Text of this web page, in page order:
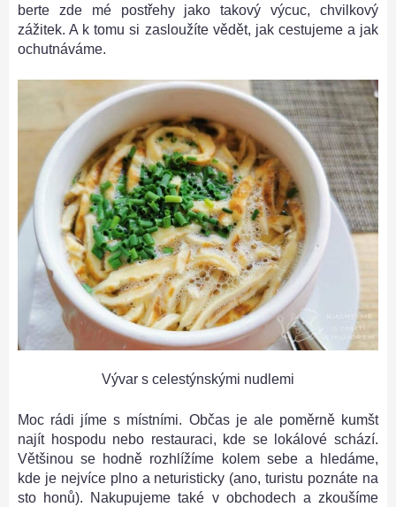
berte zde mé postřehy jako takový výcuc, chvilkový
zážitek. A k tomu si zasloužíte vědět, jak cestujeme a jak
ochutnáváme.
Vývar s celestýnskými nudlemi
Moc rádi jíme s místními. Občas je ale poměrně kumšt
najít hospodu nebo restauraci, kde se lokálové schází.
Většinou se hodně rozhlížíme kolem sebe a hledáme,
kde je nejvíce plno a neturisticky (ano, turistu poznáte na
sto honů). Nakupujeme také v obchodech a zkoušíme